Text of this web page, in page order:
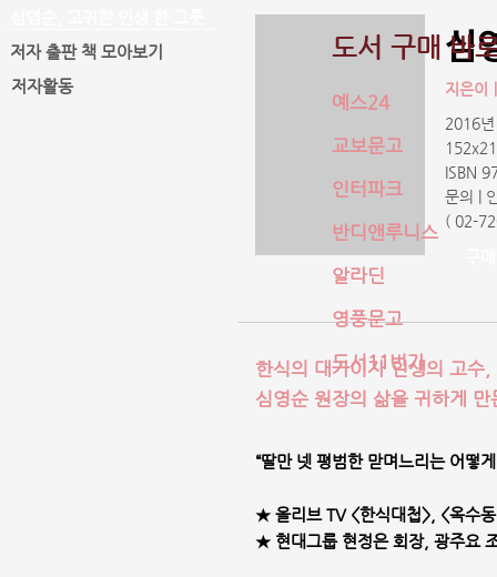
심
지은이
2016
ISBN
문의 |
( 02-
한식의 대가이자 인생의 고수,
심영순 원장의 삶을 귀하게
“딸만 넷 평범한 맏며느리는 어떻
★ 올리브 TV <한식대첩>, <옥수
★ 현대그룹 현정은 회장, 광주요
저자활동
저자 출판 책 모아보기 도서 구매 바
예스24
교보문고
인터파크
반디앤루니스
알라딘
영풍문고
도서11번가